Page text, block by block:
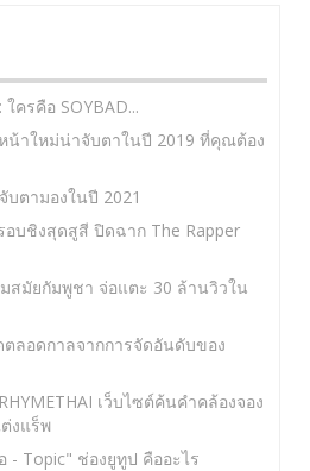
ครคือ SOYBAD...
หน้าใหม่น่าจับตาในปี 2019 ที่คุณต้อง
บตามองในปี 2021
อบชิงสุดสูสี ปิดฉาก The Rapper
สมัยกัมพูชา จ่อแตะ 30 ล้านวิวใน
ตลอดกาลจากการจัดอันดับของ
เว็บไซต์ค้นคำคล้องจอง
งแร็พ
- Topic" ช่องยูทูป คืออะไร